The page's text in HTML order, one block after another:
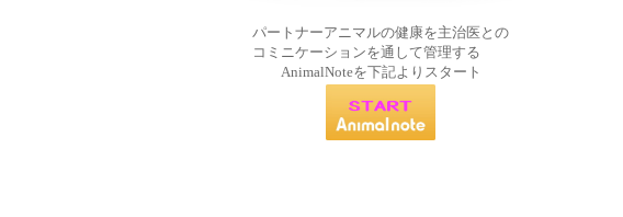
パートナーアニマルの健康を主治医との
コミニケーションを通して管理する
AnimalNoteを下記よりスタート